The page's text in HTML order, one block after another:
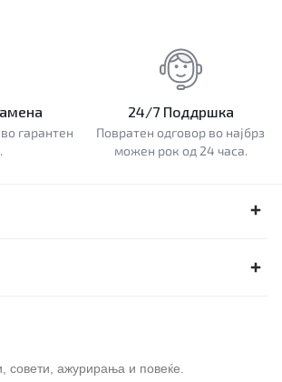
гарантен
24/7 Поддршка
Повратен одговор во најбрз
можен рок од 24 часа.
совети, ажурирања и повеќе.